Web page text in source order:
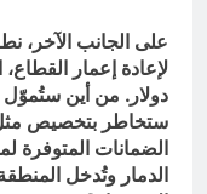
على الجانب الآخر،
دولار. من أين ستُموّل
ستخاطر بتخصيص مثل
الضمانات المتوفرة
الدمار وتُدخل